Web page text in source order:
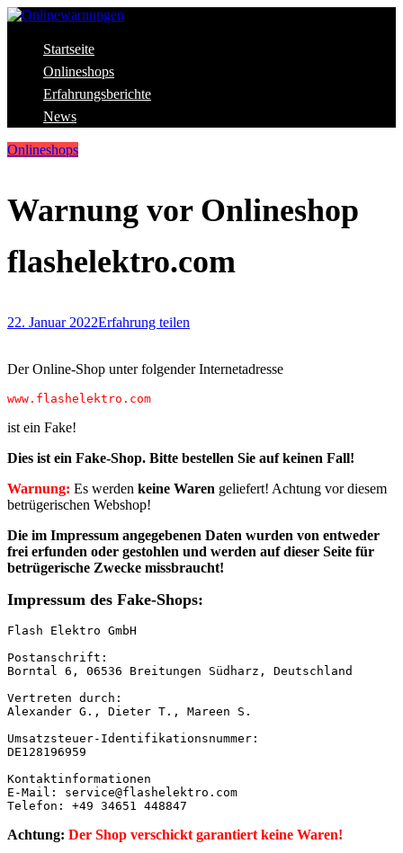
Skip
content
Onlinewarnungen
Aktuelle Warnungen vor Gefahren im Internet
Startseite
Onlineshops
Erfahrungsberichte
News
Onlineshops
Warnung vor Onlineshop
flashelektro.com
22. Januar 2022Erfahrung teilen
Der Online-Shop unter folgender Internetadresse
www.flashelektro.com
ist ein Fake!
Dies ist ein Fake-Shop. Bitte bestellen Sie auf keinen Fall!
Warnung: Es werden keine Waren geliefert! Achtung vor diesem
betrügerischen Webshop!
Die im Impressum angegebenen Daten wurden von entweder
frei erfunden oder gestohlen und werden auf dieser Seite für
betrügerische Zwecke missbraucht!
Impressum des Fake-Shops:
Flash Elektro GmbH
Postanschrift:
Borntal 6, 06536 Breitungen Südharz, Deutschland
Vertreten durch:
Alexander G., Dieter T., Mareen S.
Umsatzsteuer-Identifikationsnummer:
DE128196959
Kontaktinformationen
E-Mail: service@flashelektro.com
Telefon: +49 34651 448847
Achtung: Der Shop verschickt garantiert keine Waren!